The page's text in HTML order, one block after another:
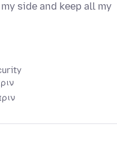
side and keep all my